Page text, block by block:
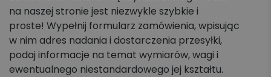
na naszej stronie jest niezwykle szybkie i
proste! Wypełnij formularz zamówienia, wpisując
w nim adres nadania i dostarczenia przesyłki,
podaj informacje na temat wymiarów, wagi i
ewentualnego niestandardowego jej kształtu.